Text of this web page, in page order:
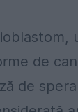
de
de